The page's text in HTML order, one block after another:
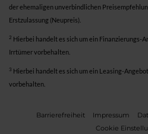
der ehemaligen unverbindlichen
Erstzulassung (Neupreis).
2 Hierbei handelt es sich um ein Finanzierungs-
Irrtümer vorbehalten.
3 Hierbei handelt es sich um ein Leasing-
vorbehalten.
Barrierefreiheit Impressum
Cookie